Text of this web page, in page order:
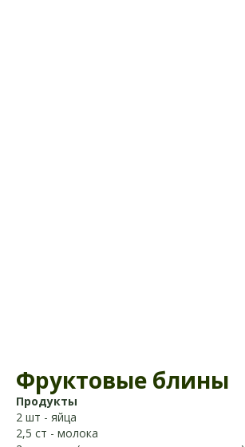
Фруктовые блины
Продукты
2 шт - яйца
2,5 ст - молока